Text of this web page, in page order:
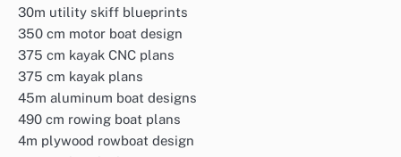
30m utility skiff blueprints
350 cm motor boat design
375 cm kayak CNC plans
375 cm kayak plans
45m aluminum boat designs
490 cm rowing boat plans
4m plywood rowboat design